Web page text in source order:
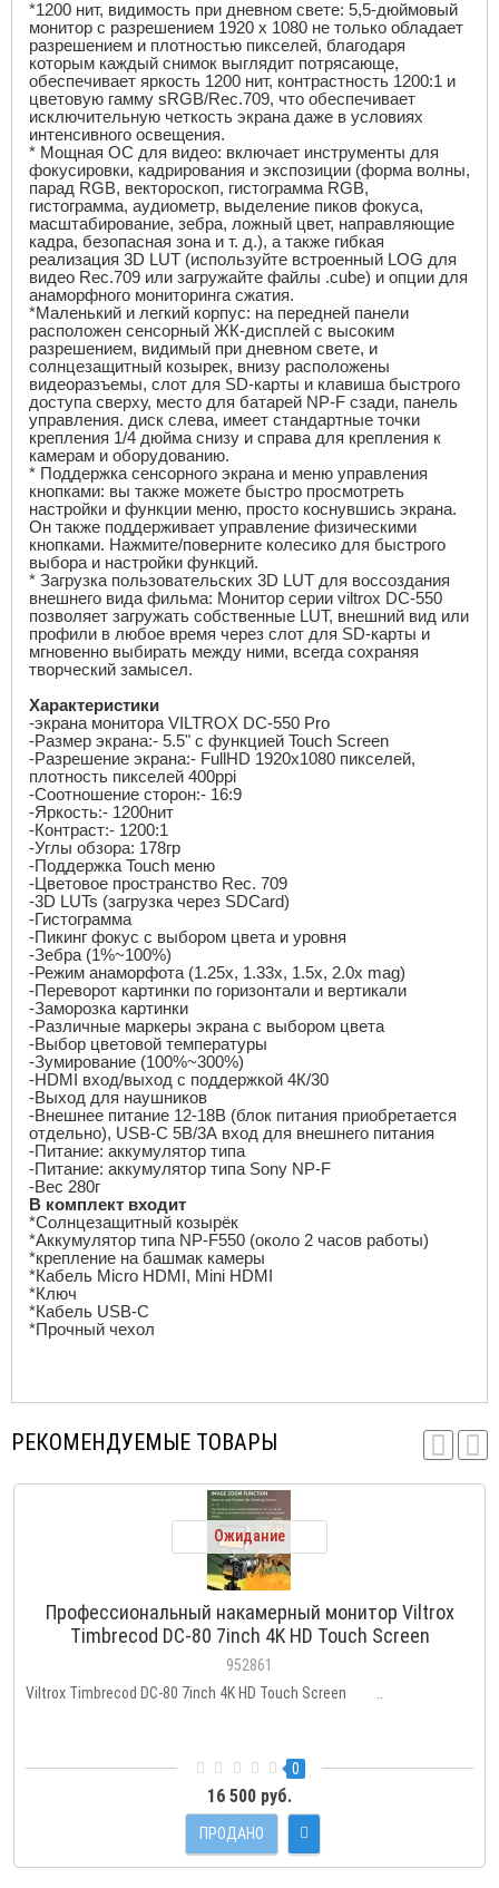
*1200 нит, видимость при дневном свете: 5,5-дюймовый
монитор с разрешением 1920 x 1080 не только обладает
разрешением и плотностью пикселей, благодаря
которым каждый снимок выглядит потрясающе,
обеспечивает яркость 1200 нит, контрастность 1200:1 и
цветовую гамму sRGB/Rec.709, что обеспечивает
исключительную четкость экрана даже в условиях
интенсивного освещения.
* Мощная ОС для видео: включает инструменты для
фокусировки, кадрирования и экспозиции (форма волны,
парад RGB, вектороскоп, гистограмма RGB,
гистограмма, аудиометр, выделение пиков фокуса,
масштабирование, зебра, ложный цвет, направляющие
кадра, безопасная зона и т. д.), а также гибкая
реализация 3D LUT (используйте встроенный LOG для
видео Rec.709 или загружайте файлы .cube) и опции для
анаморфного мониторинга сжатия.
*Маленький и легкий корпус: на передней панели
расположен сенсорный ЖК-дисплей с высоким
разрешением, видимый при дневном свете, и
солнцезащитный козырек, внизу расположены
видеоразъемы, слот для SD-карты и клавиша быстрого
доступа сверху, место для батарей NP-F сзади, панель
управления. диск слева, имеет стандартные точки
крепления 1/4 дюйма снизу и справа для крепления к
камерам и оборудованию.
* Поддержка сенсорного экрана и меню управления
кнопками: вы также можете быстро просмотреть
настройки и функции меню, просто коснувшись экрана.
Он также поддерживает управление физическими
кнопками. Нажмите/поверните колесико для быстрого
выбора и настройки функций.
* Загрузка пользовательских 3D LUT для воссоздания
внешнего вида фильма: Монитор серии viltrox DC-550
позволяет загружать собственные LUT, внешний вид или
профили в любое время через слот для SD-карты и
мгновенно выбирать между ними, всегда сохраняя
творческий замысел.
Характеристики
-экрана монитора VILTROX DC-550 Pro
-Размер экрана:- 5.5" с функцией Touch Screen
-Разрешение экрана:- FullHD 1920x1080 пикселей,
плотность пикселей 400ppi
-Соотношение сторон:- 16:9
-Яркость:- 1200нит
-Контраст:- 1200:1
-Углы обзора: 178гр
-Поддержка Touch меню
-Цветовое пространство Rec. 709
-3D LUTs (загрузка через SDCard)
-Гистограмма
-Пикинг фокус с выбором цвета и уровня
-Зебра (1%~100%)
-Режим анаморфота (1.25x, 1.33x, 1.5x, 2.0x mag)
-Переворот картинки по горизонтали и вертикали
-Заморозка картинки
-Различные маркеры экрана с выбором цвета
-Выбор цветовой температуры
-Зумирование (100%~300%)
-HDMI вход/выход с поддержкой 4К/30
-Выход для наушников
-Внешнее питание 12-18В (блок питания приобретается
отдельно), USB-C 5В/3А вход для внешнего питания
-Питание: аккумулятор типа
-Питание: аккумулятор типа Sony NP-F
-Вес 280г
В комплект входит
*Солнцезащитный козырёк
*Аккумулятор типа NP-F550 (около 2 часов работы)
*крепление на башмак камеры
*Кабель Micro HDMI, Mini HDMI
*Ключ
*Кабель USB-C
*Прочный чехол
РЕКОМЕНДУЕМЫЕ ТОВАРЫ
Ожидание
Профессиональный накамерный монитор Viltrox
Timbrecod DC-80 7inch 4K HD Touch Screen
952861
Viltrox Timbrecod DC-80 7inch 4K HD Touch Screen ..
0
16 500 руб.
ПРОДАНО